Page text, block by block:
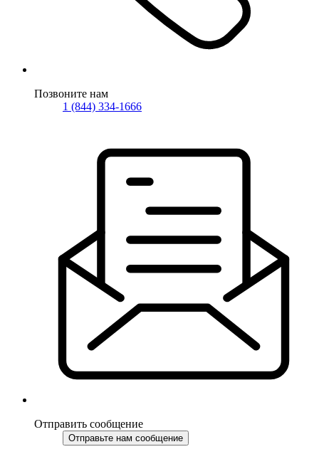
Позвоните нам
1 (844) 334-1666
Отправить сообщение
Отправьте нам сообщение